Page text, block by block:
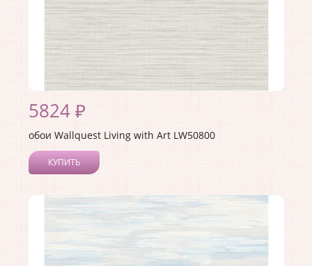
5824 ₽
обои Wallquest Living with Art LW50800
КУПИТЬ
Коллекция:Living with Art
Длина рулона:
Материал покрытия:
Страна:США